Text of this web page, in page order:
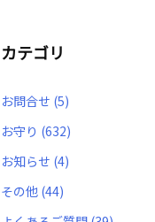
カテゴリ
お問合せ (5)
お守り (632)
お知らせ (4)
その他 (44)